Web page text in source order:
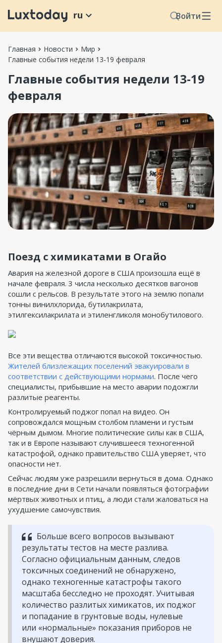
Войти
ru
Главная Новости
Мир
Главные события недели 13-19 февраля
Главные события недели 13-19
февраля
Поезд с химикатами в Огайо
Авария на железной дороге в США произошла ещё в
начале февраля. 3 числа несколько десятков вагонов
сошли с рельсов. В результате этого на землю попали
тонны винилхлорида, бутилакрилата,
этилгексилакрилата и этиленгликоля монобутилового.
Все эти вещества отличаются высокой токсичностью.
Жителей близлежащих поселений эвакуировали в
соответствии с действующими нормами. После чего
специалисты, прибывшие на место аварии подожгли
разлитые реагенты.
Контролируемый поджог попал на видео. Он
сопровождался мощным столбом пламени и густым
чёрным дымом. Многие политические силы как в США,
так и в Европе называют случившееся техногенной
катастрофой, однако правительство США уверяет, что
опасности нет.
Сейчас людям уже разрешили вернуться в дома. Однако
в последние дни в Сети начали появляться фотографии
мёртвых животных и птиц, а люди стали жаловаться на
ухудшение самочувствия.
Больше всего вопросов вызывают
результаты тестов на месте разлива.
Согласно официальным данным, следов
токсичных соединений не обнаружено,
однако техногенные катастрофы такого
масштаба бесследно не проходят. Учитывая
количество разлитых химикатов, их поджог
и попадание в грунтовые воды, нулевые
или «нормальные» показания приборов не
внушают доверия.